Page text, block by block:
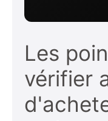
Les
vérifier